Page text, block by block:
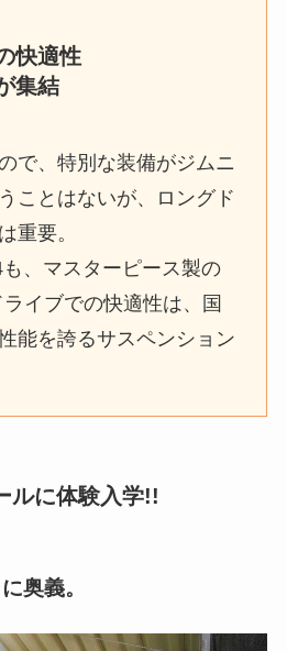
快適性
集結
で、特別な装備がジムニ
ことはないが、ロングド
重要。
、マスターピース製の
イブでの快適性は、国
能を誇るサスペンション
ルに体験入学!!
奥義。